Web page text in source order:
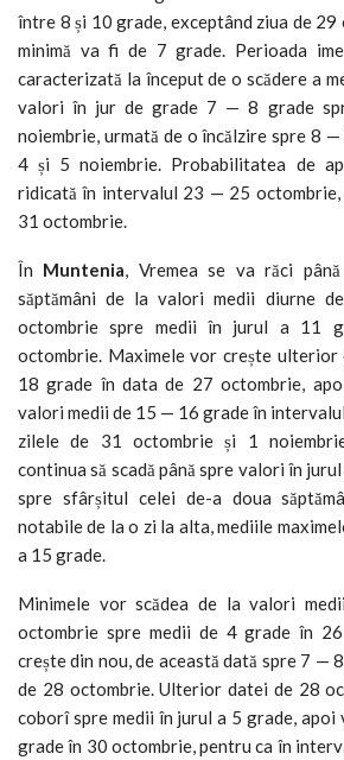
între 8 și 10 grade, exceptând ziua de 29
minimă va fi de 7 grade. Perioada
caracterizată la început de o scădere a
valori în jur de grade 7 — 8 grade
noiembrie, urmată de o încălzire spre 8
4 și 5 noiembrie. Probabilitatea de
ridicată în intervalul 23 — 25 octombrie,
31 octombrie.
În Muntenia, Vremea se va răci
săptămâni de la valori medii diurne
octombrie spre medii în jurul a 11
octombrie. Maximele vor crește ulterior
18 grade în data de 27 octombrie,
valori medii de 15 — 16 grade în
zilele de 31 octombrie și 1
continua să scadă până spre valori în
spre sfârșitul celei de-a doua
notabile de la o zi la alta, mediile
a 15 grade.
Minimele vor scădea de la valori
octombrie spre medii de 4 grade în
crește din nou, de această dată spre 7 —
de 28 octombrie. Ulterior datei de 28
coborî spre medii în jurul a 5 grade, apoi
grade în 30 octombrie, pentru ca în